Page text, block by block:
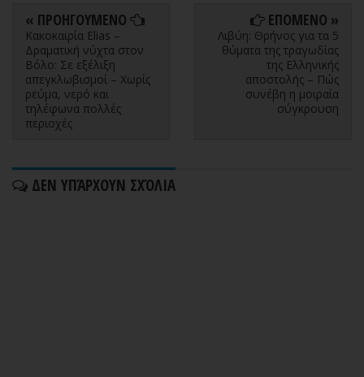
« ΠΡΟΗΓΟΥΜΕΝΟ
Κακοκαιρία Elias –
Δραματική νύχτα στον
Βόλο: Σε εξέλιξη
απεγκλωβισμοί – Χωρίς
ρεύμα, νερό και
τηλέφωνα πολλές
περιοχές
ΕΠΟΜΕΝΟ »
Λιβύη: Θρήνος για τα 5
θύματα της τραγωδίας
της Ελληνικής
αποστολής – Πώς
συνέβη η μοιραία
σύγκρουση
ΔΕΝ ΥΠΆΡΧΟΥΝ ΣΧΌΛΙΑ